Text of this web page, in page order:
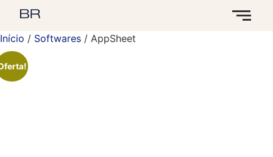
Início / Softwares / AppSheet